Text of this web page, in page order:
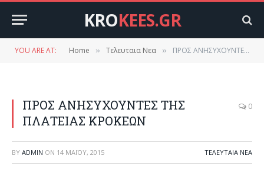
KROKEES.GR
YOU ARE AT: Home » Τελευταια Νεα » ΠΡΟΣ ΑΝΗΣΥΧΟΥΝΤΕΣ ΤΗΣ ΠΛΑΤΕΙΑΣ ΚΡΟΚΕΩΝ
ΠΡΟΣ ΑΝΗΣΥΧΟΥΝΤΕΣ ΤΗΣ
ΠΛΑΤΕΙΑΣ ΚΡΟΚΕΩΝ
0
BY ADMIN ON 14 ΜΑΪ́ΟΥ, 2015 ΤΕΛΕΥΤΑΙΑ ΝΕΑ